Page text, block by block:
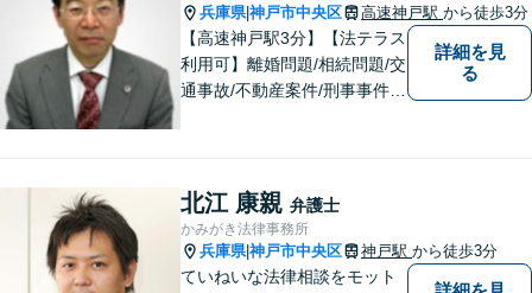
兵庫県|神戸市中央区 高速神戸駅 から徒歩3分
【高速神戸駅3分】【法テラス
利用可】離婚問題/相続問題/交
通事故/不動産案件/刑事事件な
扱っております。依頼者様の
ご事情から考えうる最良のル
ートを選びます。【子連れ相
談可】
詳細を見
る
北江 康親 弁護士
かみがき法律事務所
兵庫県|神戸市中央区 神戸駅 から徒歩3分
ていねいな法律相談をモット